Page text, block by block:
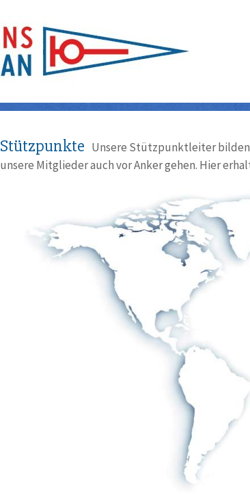
Stützpunkte Unsere Stützpunktleiter
unsere Mitglieder auch vor Anker gehen. Hier